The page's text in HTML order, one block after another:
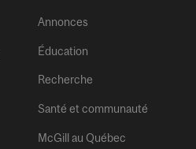
Annonces
Éducation
Recherche
Santé et communauté
McGill au Québec